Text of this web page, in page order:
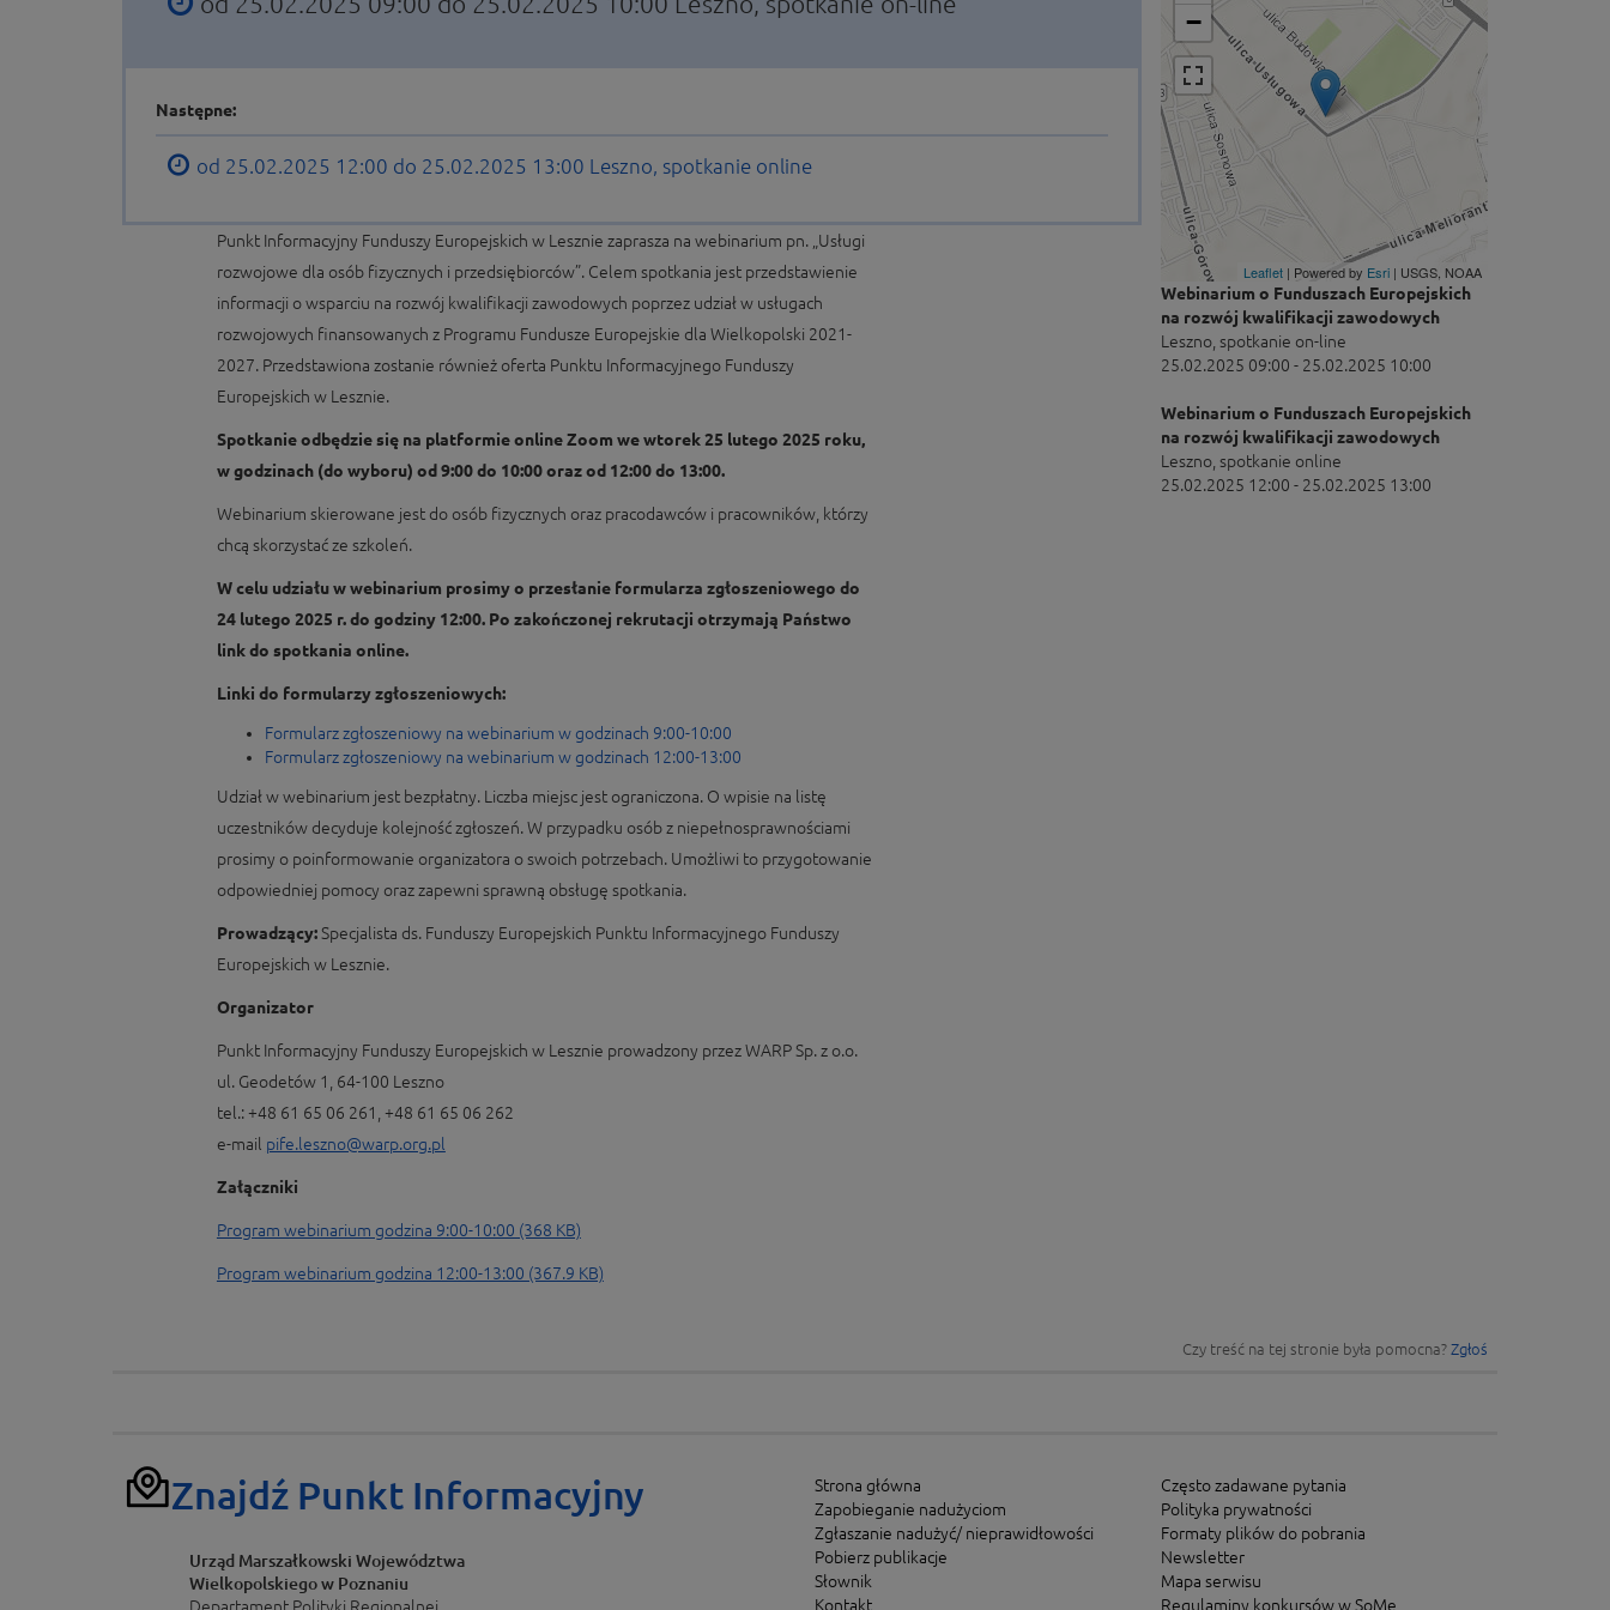
Następne:
od 25.02.2025 12:00 do 25.02.2025 13:00 Leszno, spotkanie online
Punkt Informacyjny Funduszy Europejskich w Lesznie zaprasza na webinarium pn. „Usługi
rozwojowe dla osób fizycznych i przedsiębiorców”. Celem spotkania jest przedstawienie
informacji o wsparciu na rozwój kwalifikacji zawodowych poprzez udział w usługach
rozwojowych finansowanych z Programu Fundusze Europejskie dla Wielkopolski 2021-
2027. Przedstawiona zostanie również oferta Punktu Informacyjnego Funduszy
Europejskich w Lesznie.
Spotkanie odbędzie się na platformie online Zoom we wtorek 25 lutego 2025 roku,
w godzinach (do wyboru) od 9:00 do 10:00 oraz od 12:00 do 13:00.
Webinarium skierowane jest do osób fizycznych oraz pracodawców i pracowników, którzy
chcą skorzystać ze szkoleń.
W celu udziału w webinarium prosimy o przesłanie formularza zgłoszeniowego do
24 lutego 2025 r. do godziny 12:00. Po zakończonej rekrutacji otrzymają Państwo
link do spotkania online.
Linki do formularzy zgłoszeniowych:
Formularz zgłoszeniowy na webinarium w godzinach 9:00-10:00
Formularz zgłoszeniowy na webinarium w godzinach 12:00-13:00
Udział w webinarium jest bezpłatny. Liczba miejsc jest ograniczona. O wpisie na listę
uczestników decyduje kolejność zgłoszeń. W przypadku osób z niepełnosprawnościami
prosimy o poinformowanie organizatora o swoich potrzebach. Umożliwi to przygotowanie
odpowiedniej pomocy oraz zapewni sprawną obsługę spotkania.
Prowadzący:Specjalista ds. Funduszy Europejskich Punktu Informacyjnego Funduszy
Europejskich w Lesznie.
Organizator
Punkt Informacyjny Funduszy Europejskich w Lesznie prowadzony przez WARP Sp. z o.o.
ul. Geodetów 1, 64-100 Leszno
tel.: +48 61 65 06 261, +48 61 65 06 262
e-mail pife.leszno@warp.org.pl
Załączniki
Program webinarium godzina 9:00-10:00 (368 KB)
Program webinarium godzina 12:00-13:00 (367.9 KB)
−
Leaflet | Powered by Esri | USGS, NOAA
Webinarium o Funduszach Europejskich
na rozwój kwalifikacji zawodowych
Leszno, spotkanie on-line
25.02.2025 09:00 - 25.02.2025 10:00
Webinarium o Funduszach Europejskich
na rozwój kwalifikacji zawodowych
Leszno, spotkanie online
25.02.2025 12:00 - 25.02.2025 13:00
Czy treść na tej stronie była pomocna? Zgłoś
Znajdź Punkt Informacyjny
Urząd Marszałkowski Województwa
Wielkopolskiego w Poznaniu
Strona główna
Zapobieganie nadużyciom
Zgłaszanie nadużyć/ nieprawidłowości
Pobierz publikacje
Słownik
Kontakt
Często zadawane pytania
Polityka prywatności
Formaty plików do pobrania
Newsletter
Mapa serwisu
Regulaminy konkursów w SoMe